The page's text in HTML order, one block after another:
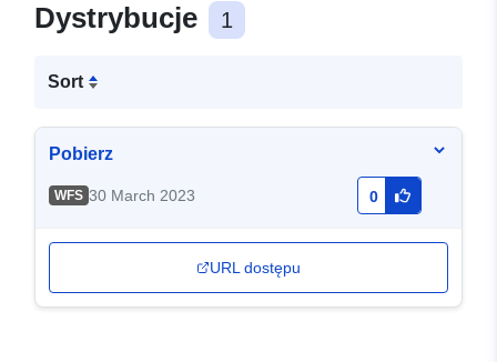
Dystrybucje 1
Sort
Pobierz
WFS 30 March 2023 0
URL dostępu